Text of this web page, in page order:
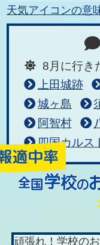
天気アイコンの意
8月に行き
上田城跡
城ヶ島
阿智村
四国カルス
頑張れ！学校の